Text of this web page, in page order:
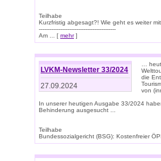
Teilhabe
Kurzfristig abgesagt?! Wie geht es weiter
-------------------------------------------
Am ... [ mehr]
LVKM-Newsletter 33/2024
27.09.2024
…
die
von
In unserer heutigen Ausgabe 33/2024
Behinderung ausgesucht ...
Teilhabe
Bundessozialgericht (BSG): Kostenfreier